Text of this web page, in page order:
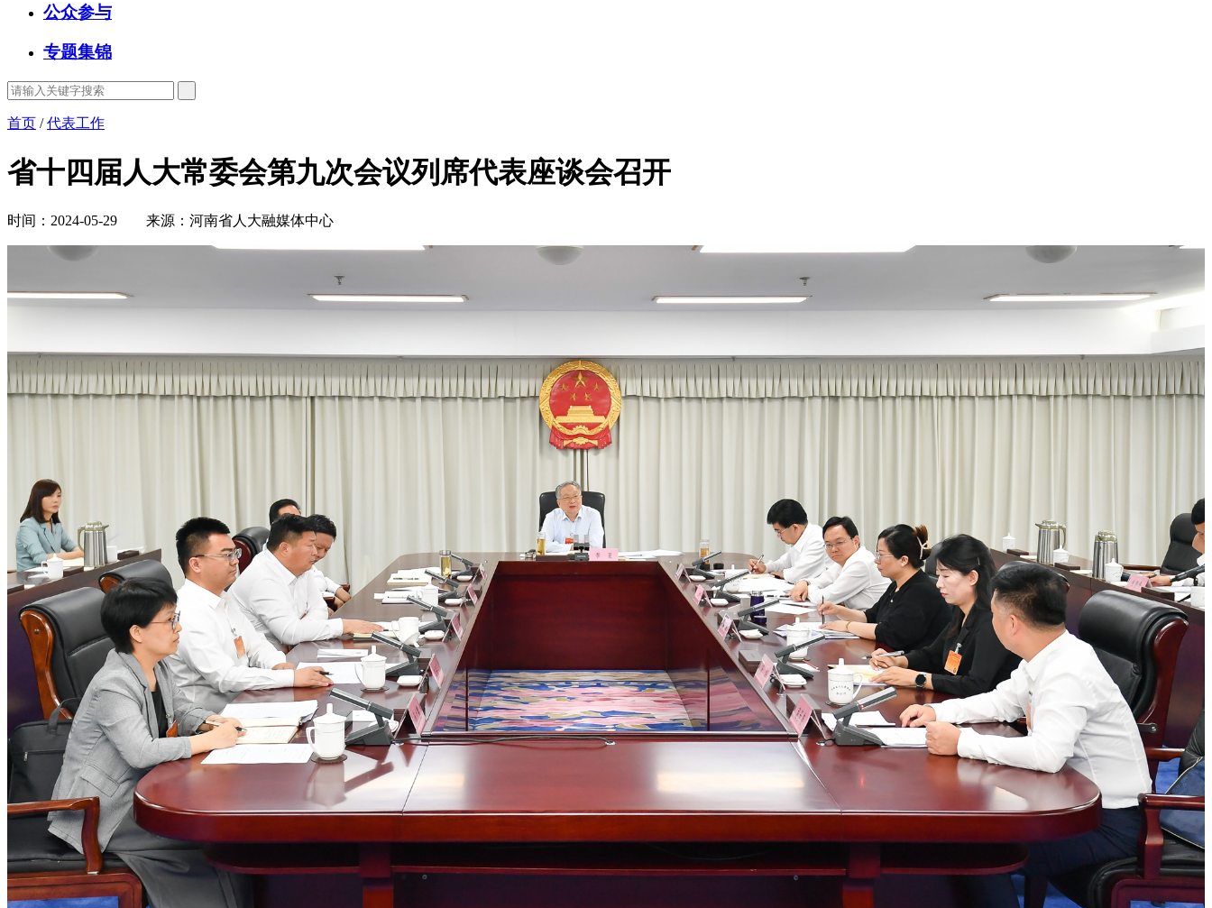
公众参与
专题集锦
首页 /代表工作
省十四届人大常委会第九次会议列席代表座谈会召开
时间：2024-05-29 来源：河南省人大融媒体中心